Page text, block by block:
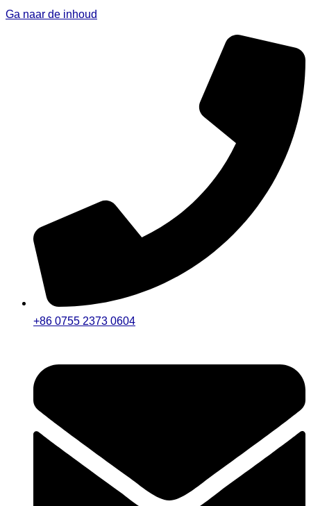
Ga naar de inhoud
+86 0755 2373 0604